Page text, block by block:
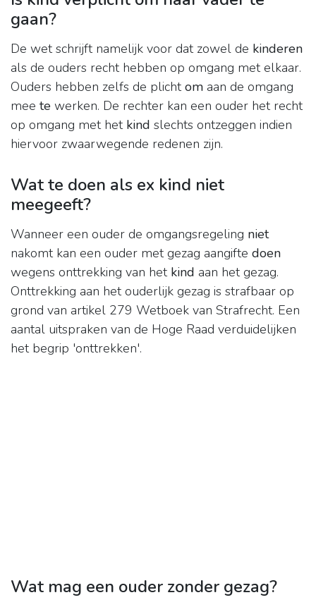
gaan?
De wet schrijft namelijk voor dat zowel de kinderen
als de ouders recht hebben op omgang met elkaar.
Ouders hebben zelfs de plichtom aan de omgang
mee te werken. De rechter kan een ouder het recht
op omgang met het kind slechts ontzeggen indien
hiervoor zwaarwegende redenen zijn.
Wat te doen als ex kind niet
meegeeft?
Wanneer een ouder de omgangsregeling niet
nakomt kan een ouder met gezag aangifte doen
wegens onttrekking van het kind aan het gezag.
Onttrekking aan het ouderlijk gezag is strafbaar op
grond van artikel 279 Wetboek van Strafrecht. Een
aantal uitspraken van de Hoge Raad verduidelijken
het begrip 'onttrekken'.
Wat mag een ouder zonder gezag?